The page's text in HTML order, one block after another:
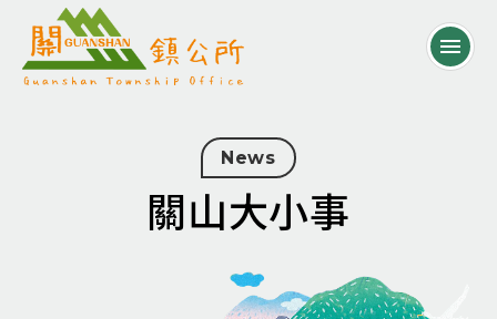
News
關山大小事